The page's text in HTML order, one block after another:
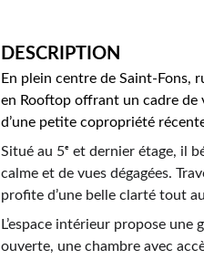
DESCRIPTION
En plein centre de Saint-Fons,
en Rooftop offrant un cadre de
d’une petite copropriété
Situé au 5ᵉ et dernier étage, il
calme et de vues dégagées.
profite d’une belle clarté tout
L’espace intérieur propose une
ouverte, une chambre avec